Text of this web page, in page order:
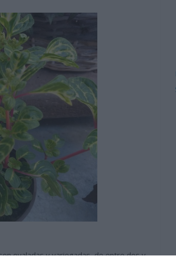
ovaladas y variegadas, de entre dos y